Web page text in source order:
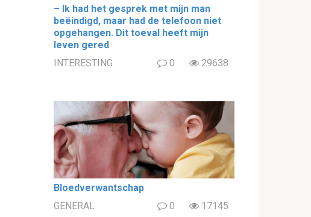
– Ik had het gesprek met mijn man
beëindigd, maar had de telefoon niet
opgehangen. Dit toeval heeft mijn
leven gered
INTERESTING
0 29638
Bloedverwantschap
GENERAL
0 17145